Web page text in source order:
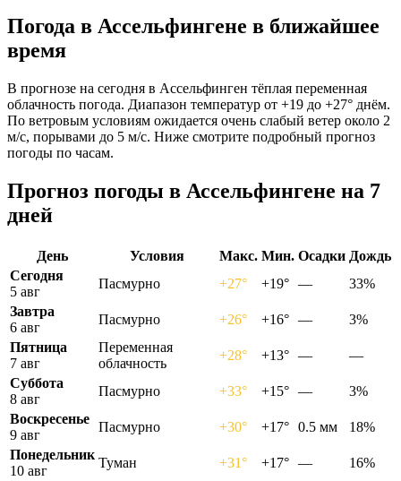
Погода в Ассельфингене в ближайшее
время
В прогнозе на сегодня в Ассельфинген тёплая переменная
облачность погода. Диапазон температур от +19 до +27° днём.
По ветровым условиям ожидается очень слабый ветер около 2
м/с, порывами до 5 м/с. Ниже смотрите подробный прогноз
погоды по часам.
Прогноз погоды в Ассельфингене на 7
дней
День Условия Макс. Мин. Осадки Дождь
Сегодня
5 авг
Пасмурно +27° +19° —
33%
Завтра
6 авг
Пасмурно +26° +16° —
3%
Пятница
7 авг
Переменная
облачность
+28° +13° —
—
Суббота
8 авг
Пасмурно +33° +15° —
3%
Воскресенье
9 авг
Пасмурно +30° +17° 0.5 мм
18%
Понедельник
10 авг
Туман +31° +17° —
16%